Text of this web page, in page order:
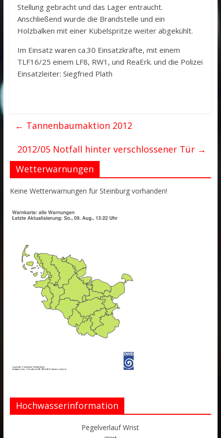
Stellung gebracht und das Lager entraucht.
Anschließend wurde die Brandstelle und ein
Holzbalken mit einer Kübelspritze weiter abgekühlt.
Im Einsatz waren ca.30 Einsatzkräfte, mit einem
TLF16/25 einem LF8, RW1, und ReaErk. und die Polizei
Einsatzleiter: Siegfried Plath
← Tannenbaumaktion 2012
2012/05 Notfall hinter verschlossener Tür →
Wetterwarnungen
Keine Wetterwarnungen für Steinburg vorhanden!
Hochwasserinformation
Pegelverlauf Wrist